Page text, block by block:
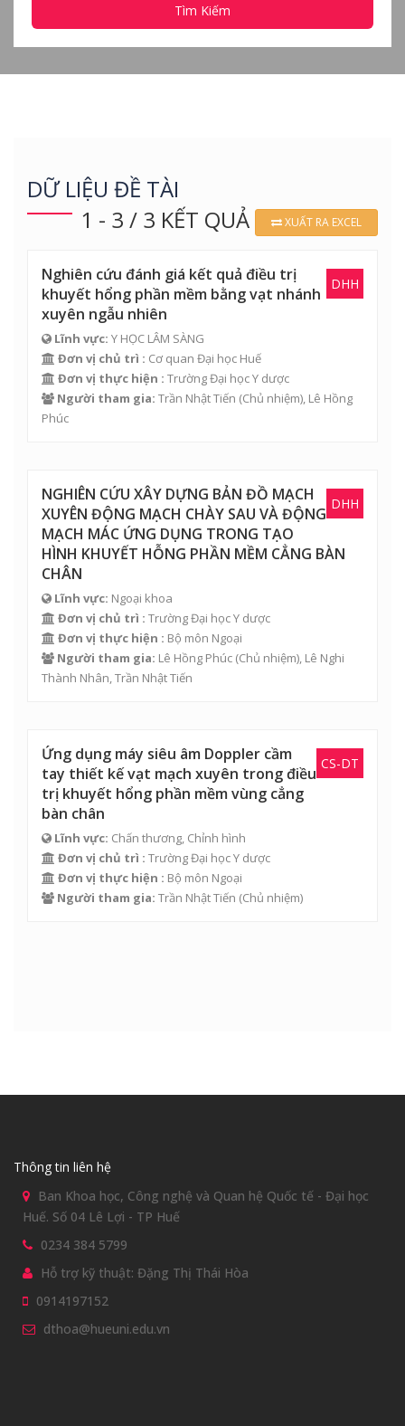
Tìm Kiếm
DỮ LIỆU ĐỀ TÀI
1 - 3 / 3 KẾT QUẢ
XUẤT RA EXCEL
DHH
Nghiên cứu đánh giá kết quả điều trị
khuyết hổng phần mềm bằng vạt nhánh
xuyên ngẫu nhiên
Lĩnh vực: Y HỌC LÂM SÀNG
Đơn vị chủ trì : Cơ quan Đại học Huế
Đơn vị thực hiện : Trường Đại học Y dược
Người tham gia: Trần Nhật Tiến (Chủ nhiệm), Lê Hồng
Phúc
DHH
NGHIÊN CỨU XÂY DỰNG BẢN ĐỒ MẠCH
XUYÊN ĐỘNG MẠCH CHÀY SAU VÀ ĐỘNG
MẠCH MÁC ỨNG DỤNG TRONG TẠO
HÌNH KHUYẾT HỖNG PHẦN MỀM CẲNG BÀN
CHÂN
Lĩnh vực: Ngoại khoa
Đơn vị chủ trì : Trường Đại học Y dược
Đơn vị thực hiện : Bộ môn Ngoại
Người tham gia: Lê Hồng Phúc (Chủ nhiệm), Lê Nghi
Thành Nhân,Trần Nhật Tiến
CS-DT
Ứng dụng máy siêu âm Doppler cầm
tay thiết kế vạt mạch xuyên trong điều
trị khuyết hổng phần mềm vùng cẳng
bàn chân
Lĩnh vực: Chấn thương, Chỉnh hình
Đơn vị chủ trì : Trường Đại học Y dược
Đơn vị thực hiện : Bộ môn Ngoại
Người tham gia: Trần Nhật Tiến (Chủ nhiệm)
Thông tin liên hệ
Ban Khoa học, Công nghệ và Quan hệ Quốc tế - Đại học
Huế. Số 04 Lê Lợi - TP Huế
0234 384 5799
Hỗ trợ kỹ thuật: Đặng Thị Thái Hòa
0914197152
dthoa@hueuni.edu.vn